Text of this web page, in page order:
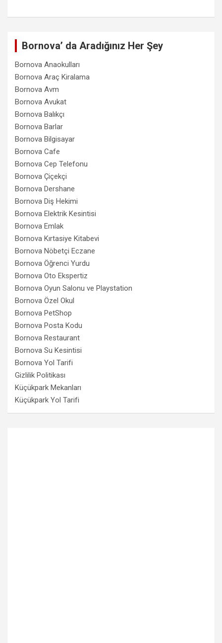
Bornova’ da Aradığınız Her Şey
Bornova Anaokulları
Bornova Araç Kiralama
Bornova Avm
Bornova Avukat
Bornova Balıkçı
Bornova Barlar
Bornova Bilgisayar
Bornova Cafe
Bornova Cep Telefonu
Bornova Çiçekçi
Bornova Dershane
Bornova Diş Hekimi
Bornova Elektrik Kesintisi
Bornova Emlak
Bornova Kırtasiye Kitabevi
Bornova Nöbetçi Eczane
Bornova Öğrenci Yurdu
Bornova Oto Ekspertiz
Bornova Oyun Salonu ve Playstation
Bornova Özel Okul
Bornova PetShop
Bornova Posta Kodu
Bornova Restaurant
Bornova Su Kesintisi
Bornova Yol Tarifi
Gizlilik Politikası
Küçükpark Mekanları
Küçükpark Yol Tarifi